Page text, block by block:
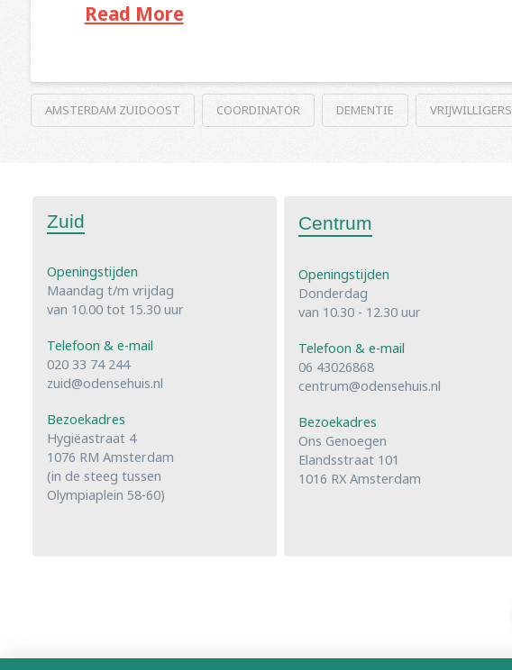
Read More
AMSTERDAM ZUIDOOST COORDINATOR DEMENTIE VRIJWILLIGERS
Zuid
Openingstijden
Maandag t/m vrijdag
van 10.00 tot 15.30 uur
Telefoon & e-mail
020 33 74 244
zuid@odensehuis.nl
Bezoekadres
Hygiëastraat 4
1076 RM Amsterdam
(in de steeg tussen
Olympiaplein 58-60)
Centrum
Openingstijden
Donderdag
van 10.30 - 12.30 uur
Telefoon & e-mail
06 43026868
centrum@odensehuis.nl
Bezoekadres
Ons Genoegen
Elandsstraat 101
1016 RX Amsterdam